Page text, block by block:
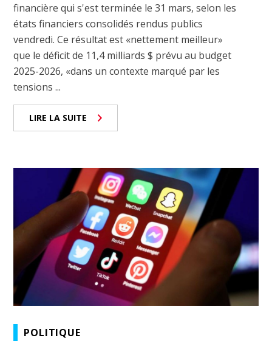
financière qui s'est terminée le 31 mars, selon les
états financiers consolidés rendus publics
vendredi. Ce résultat est «nettement meilleur»
que le déficit de 11,4 milliards $ prévu au budget
2025-2026, «dans un contexte marqué par les
tensions ...
LIRE LA SUITE
POLITIQUE